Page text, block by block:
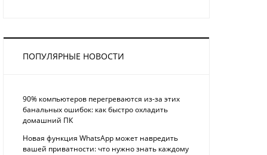
ПОПУЛЯРНЫЕ НОВОСТИ
90% компьютеров перегреваются из-за этих
банальных ошибок: как быстро охладить
домашний ПК
Новая функция WhatsApp может навредить
вашей приватности: что нужно знать каждому